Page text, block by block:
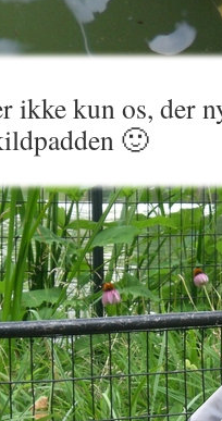
ikke kun os, der
🙂